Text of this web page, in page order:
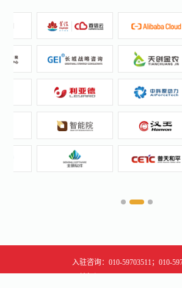
入驻咨询：010-59703511；010-